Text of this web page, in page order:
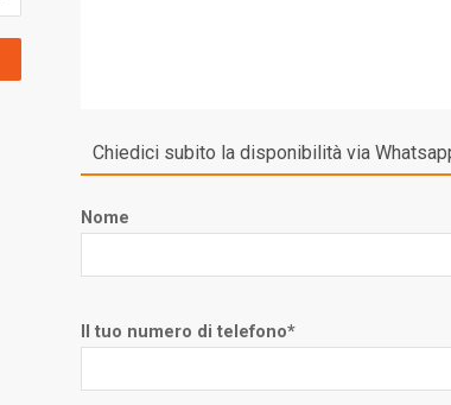
Chiedici subito la disponibilità via
Nome
Il tuo numero di telefono*